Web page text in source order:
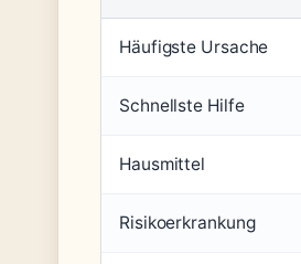
Häufigste Ursache
Schnellste Hilfe
Hausmittel
Risikoerkrankung